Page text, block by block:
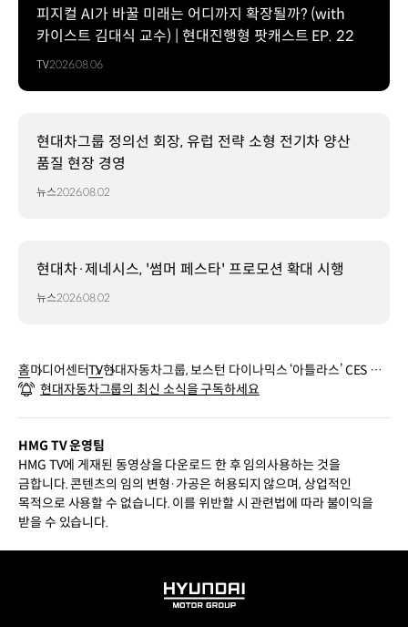
피지컬 AI가 바꿀 미래는 어디까지 확장될까? (with
카이스트 김대식 교수) | 현대진행형 팟캐스트 EP. 22
TV2026.08.06
현대차그룹 정의선 회장, 유럽 전략 소형 전기차 양산
품질 현장 경영
뉴스2026.08.02
현대차·제네시스, '썸머 페스타' 프로모션 확대 시행
뉴스2026.08.02
홈미디어센터TV현대자동차그룹, 보스턴 다이나믹스 ‘아틀라스’ CES 공
개 해외 미디어도 집중 보도
현대자동차그룹의 최신 소식을 구독하세요
HMG TV 운영팀
HMG TV에 게재된 동영상을 다운로드 한 후 임의사용하는 것을
금합니다. 콘텐츠의 임의 변형·가공은 허용되지 않으며, 상업적인
목적으로 사용할 수 없습니다. 이를 위반할 시 관련법에 따라 불이익을
받을 수 있습니다.
HYUNDAI